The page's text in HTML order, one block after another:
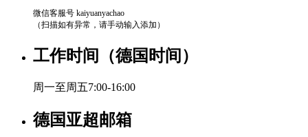
微信客服号 kaiyuanyachao
（扫描如有异常，请手动输入添加）
工作时间（德国时间）
周一至周五7:00-16:00
德国亚超邮箱